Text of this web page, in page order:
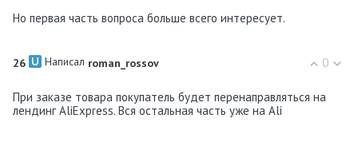
Но первая часть вопроса больше всего интересует.
0
26 Написал roman_rossov
При заказе товара покупатель будет перенаправляться на
лендинг AliExpress. Вся остальная часть уже на Ali